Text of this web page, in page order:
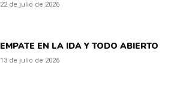
22 de julio de 2026
EMPATE EN LA IDA Y TODO ABIERTO
13 de julio de 2026